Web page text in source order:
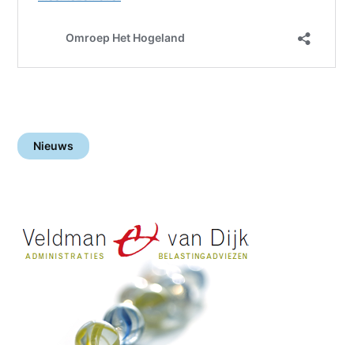
Nieuws